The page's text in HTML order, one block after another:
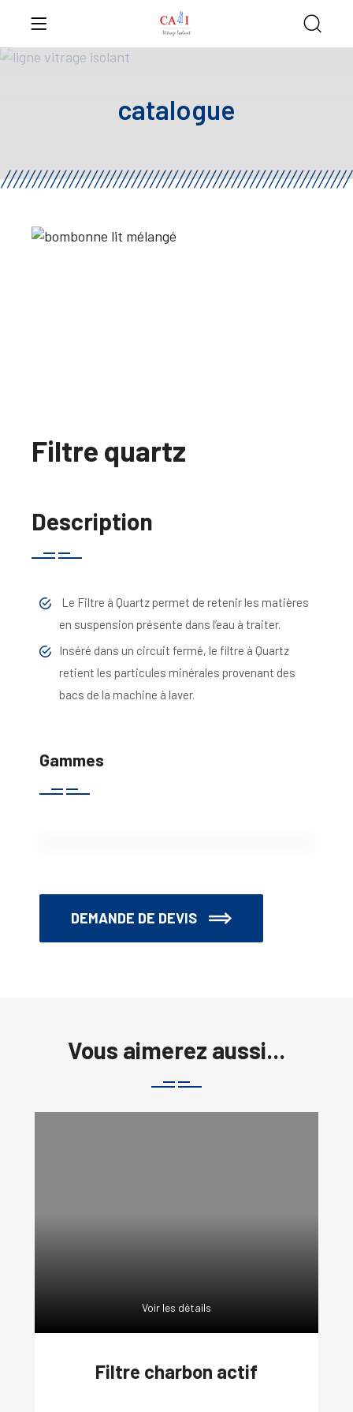
catalogue
Filtre quartz
Description
Le Filtre à Quartz permet de retenir les matières
en suspension présente dans l’eau à traiter.
Inséré dans un circuit fermé, le filtre à Quartz
retient les particules minérales provenant des
bacs de la machine à laver.
Gammes
DEMANDE DE DEVIS
Vous aimerez aussi...
Voir les détails
Filtre charbon actif